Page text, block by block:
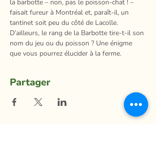
la barbotte – non, pas le poisson-chat ! –
faisait fureur à Montréal et, paraît-il, un
tantinet soit peu du côté de Lacolle.
D’ailleurs, le rang de la Barbotte tire-t-il son
nom du jeu ou du poisson ? Une énigme
que vous pourrez élucider à la ferme.
Partager